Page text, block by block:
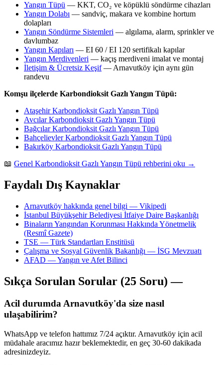
Yangın Tüpü — KKT, CO₂ ve köpüklü söndürme cihazları
Yangın Dolabı — sandviç, makara ve kombine hortum
dolapları
Yangın Söndürme Sistemleri — algılama, alarm, sprinkler ve
davlumbaz
Yangın Kapıları — EI 60 / EI 120 sertifikalı kapılar
Yangın Merdivenleri — kaçış merdiveni imalat ve montaj
İletişim & Ücretsiz Keşif— Arnavutköy için aynı gün
randevu
Komşu ilçelerde Karbondioksit Gazlı Yangın Tüpü:
Ataşehir Karbondioksit Gazlı Yangın Tüpü
Avcılar Karbondioksit Gazlı Yangın Tüpü
Bağcılar Karbondioksit Gazlı Yangın Tüpü
Bahçelievler Karbondioksit Gazlı Yangın Tüpü
Bakırköy Karbondioksit Gazlı Yangın Tüpü
📖 Genel Karbondioksit Gazlı Yangın Tüpü rehberini oku →
Faydalı Dış Kaynaklar
Arnavutköy hakkında genel bilgi — Vikipedi
İstanbul Büyükşehir Belediyesi İtfaiye Daire Başkanlığı
Binaların Yangından Korunması Hakkında Yönetmelik
(Resmî Gazete)
TSE — Türk Standartları Enstitüsü
Çalışma ve Sosyal Güvenlik Bakanlığı — İSG Mevzuatı
AFAD — Yangın ve Afet Bilinci
Sıkça Sorulan Sorular (25 Soru) —
Acil durumda Arnavutköy'da size nasıl
ulaşabilirim?
WhatsApp ve telefon hattımız 7/24 açıktır. Arnavutköy için acil
müdahale aracımız hazır beklemektedir, en geç 30-60 dakikada
adresinizdeyiz.